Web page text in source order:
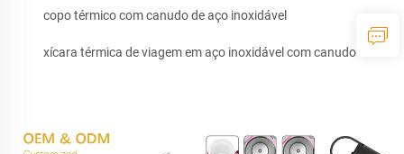
copo térmico com canudo de aço inoxidável
xícara térmica de viagem em aço inoxidável com canudo